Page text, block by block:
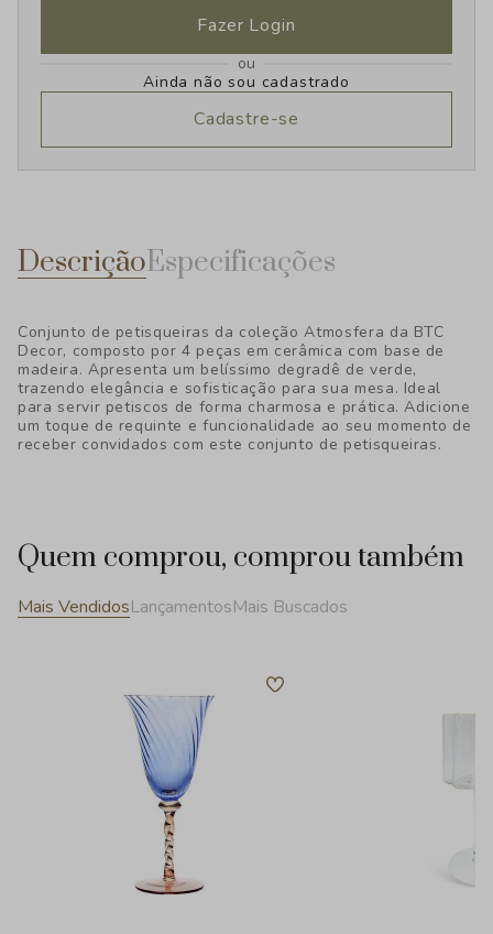
Fazer Login
ou
Ainda não sou cadastrado
Cadastre-se
DescriçãoEspecificações
Conjunto de petisqueiras da coleção Atmosfera da BTC
Decor, composto por 4 peças em cerâmica com base de
madeira. Apresenta um belíssimo degradê de verde,
trazendo elegância e sofisticação para sua mesa. Ideal
para servir petiscos de forma charmosa e prática. Adicione
um toque de requinte e funcionalidade ao seu momento de
receber convidados com este conjunto de petisqueiras.
Quem comprou, comprou também
Mais VendidosLançamentosMais Buscados